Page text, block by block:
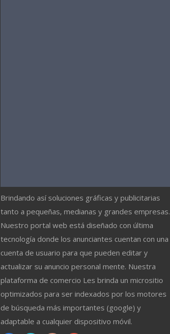
Brindando así soluciones gráficas y publicitarias
tanto a pequeñas, medianas y grandes empresas.
Nuestro portal web está diseñado con última
tecnología donde los anunciantes cuentan con una
cuenta de usuario para que pueden editar y
actualizar su anuncio personal mente. Nuestra
plataforma de comercio Les brinda un micrositio
optimizados para ser indexados por los motores
de búsqueda más importantes (google) y
adaptable a cualquier dispositivo móvil.